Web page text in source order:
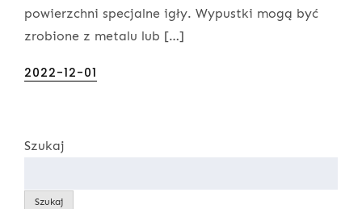
powierzchni specjalne igły. Wypustki mogą być
zrobione z metalu lub […]
Posted
2022-12-01
Szukaj
Szukaj